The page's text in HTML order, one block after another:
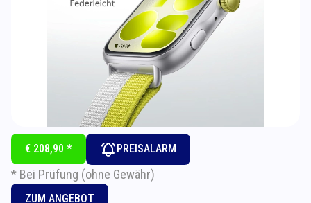
€ 208,90 * PREISALARM
* Bei Prüfung (ohne Gewähr)
ZUM ANGEBOT